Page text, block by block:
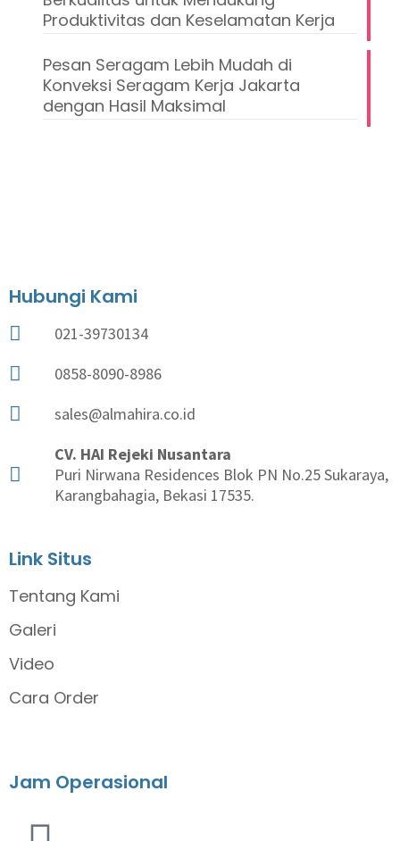
Produktivitas dan Keselamatan Kerja
Pesan Seragam Lebih Mudah di
Konveksi Seragam Kerja Jakarta
dengan Hasil Maksimal
Hubungi Kami
021-39730134
0858-8090-8986
sales@almahira.co.id
CV. HAI Rejeki Nusantara
Puri Nirwana Residences Blok PN No.25 Sukaraya,
Karangbahagia, Bekasi 17535.
Link Situs
Tentang Kami
Galeri
Video
Cara Order
Jam Operasional